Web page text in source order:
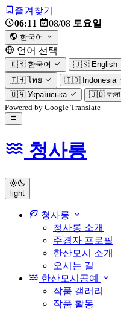
즐겨찾기
06:11
08/08 토요일
한국어
언어 선택
🇰🇷 한국어 🇺🇸 English
🇹🇭 ไทย 🇮🇩 Indonesia
🇺🇦 Українська 🇧🇩 বাংলা
Powered by Google Translate
청사롱
light
청사롱
청사롱 소개
주경자 프로필
한산모시 소개
오시는 길
한산모시공예
작품 갤러리
작품 활동